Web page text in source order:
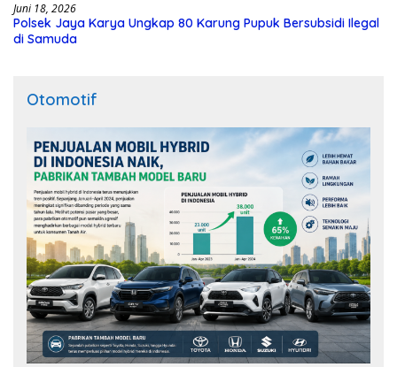
Juni 18, 2026
Polsek Jaya Karya Ungkap 80 Karung Pupuk Bersubsidi Ilegal
di Samuda
Otomotif